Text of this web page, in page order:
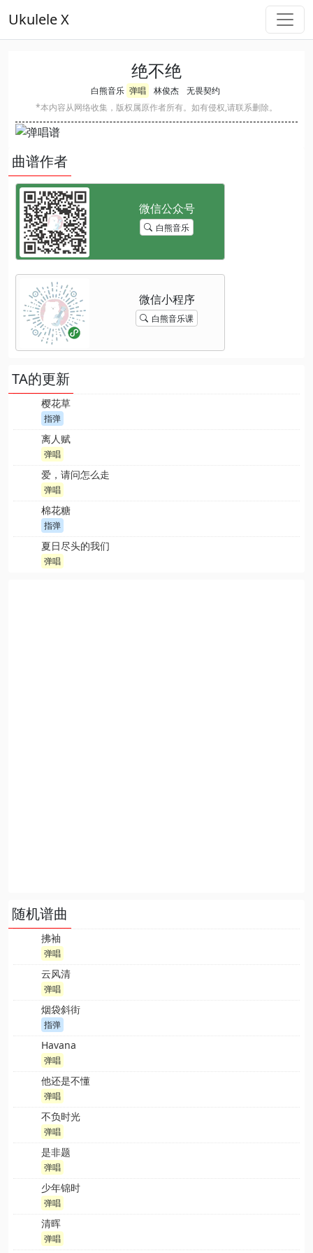
Ukulele X
绝不绝
白熊音乐 弹唱 林俊杰
无畏契约
*本内容从网络收集，版权属原作者所有。如有侵权,请联系删除。
曲谱作者
白熊音乐
白熊音乐课
TA的更新
樱花草
指弹
离人赋
弹唱
爱，请问怎么走
弹唱
棉花糖
指弹
夏日尽头的我们
弹唱
随机谱曲
拂袖
弹唱
云风清
弹唱
烟袋斜街
指弹
Havana
弹唱
他还是不懂
弹唱
不负时光
弹唱
是非题
弹唱
少年锦时
弹唱
清晖
弹唱